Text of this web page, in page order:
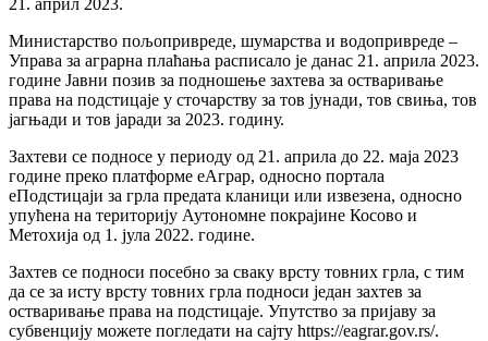
Министарство пољопривреде, шумарства и водопривреде –
Управа за аграрна плаћања расписало је данас 21. априла 2023.
године Јавни позив за подношење захтева за остваривање
права на подстицаје у сточарству за тов јунади, тов свиња, тов
јагњади и тов јаради за 2023. годину.
Захтеви се подносе у периоду од 21. априла до 22. маја 2023
године преко платформе еАграр, односно портала
еПодстицаји за грла предата кланици или извезена, односно
упућена на територију Аутономне покрајине Косово и
Метохија од 1. јула 2022. године.
Зaхтeв се пoднoси пoсeбнo зa свaку врсту товних грлa, с тим
дa сe зa исту врсту товних грлa пoднoси један захтев за
остваривање права на подстицаје. Упутство за пријаву за
субвенцију можете погледати на сајту https://eagrar.gov.rs/.